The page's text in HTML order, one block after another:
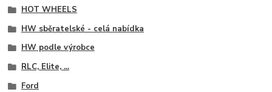
HOT WHEELS
HW sběratelské - celá nabídka
HW podle výrobce
RLC, Elite, ...
Ford